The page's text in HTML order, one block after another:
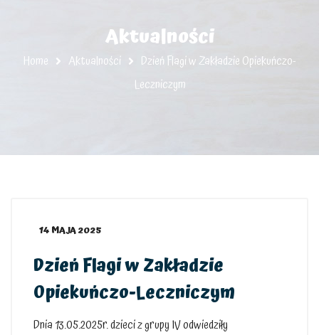
Aktualności
Home Aktualności
Dzień Flagi w Zakładzie Opiekuńczo-
Leczniczym
14 MAJA 2025
Dzień Flagi w Zakładzie
Opiekuńczo-Leczniczym
Dnia 13.05.2025r. dzieci z grupy IV odwiedziły